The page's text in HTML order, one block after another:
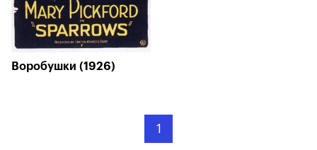
Воробушки (1926)
1